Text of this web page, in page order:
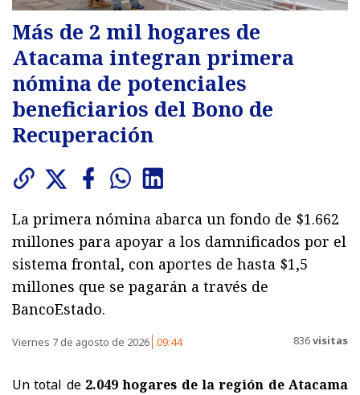
Más de 2 mil hogares de
Atacama integran primera
nómina de potenciales
beneficiarios del Bono de
Recuperación
La primera nómina abarca un fondo de $1.662
millones para apoyar a los damnificados por el
sistema frontal, con aportes de hasta $1,5
millones que se pagarán a través de
BancoEstado.
Viernes 7 de agosto de 2026 09:44 836visitas
Un total de 2.049 hogares de la región de Atacama